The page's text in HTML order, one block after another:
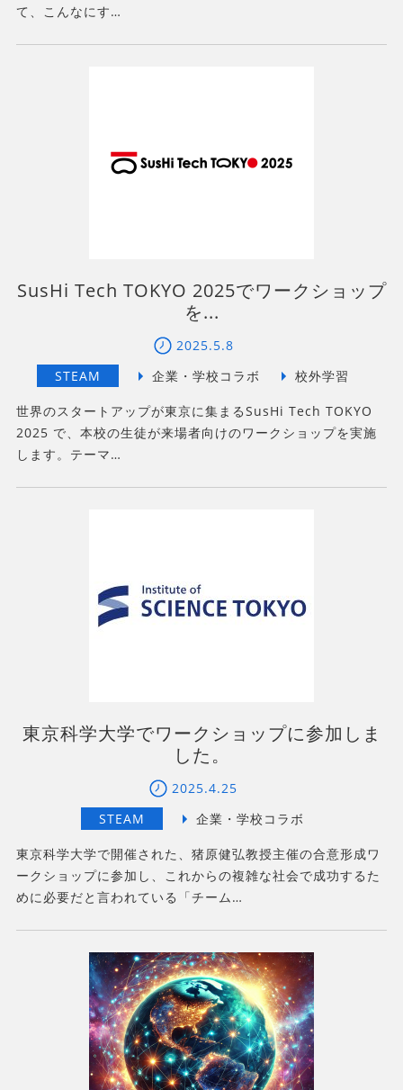
て、こんなにす…
SusHi Tech TOKYO 2025でワークショップ
を...
2025.5.8
世界のスタートアップが東京に集まるSusHi Tech TOKYO
2025 で、本校の生徒が来場者向けのワークショップを実施
します。テーマ…
東京科学大学でワークショップに参加しま
した。
2025.4.25
東京科学大学で開催された、猪原健弘教授主催の合意形成ワ
ークショップに参加し、これからの複雑な社会で成功するた
めに必要だと言われている「チーム…